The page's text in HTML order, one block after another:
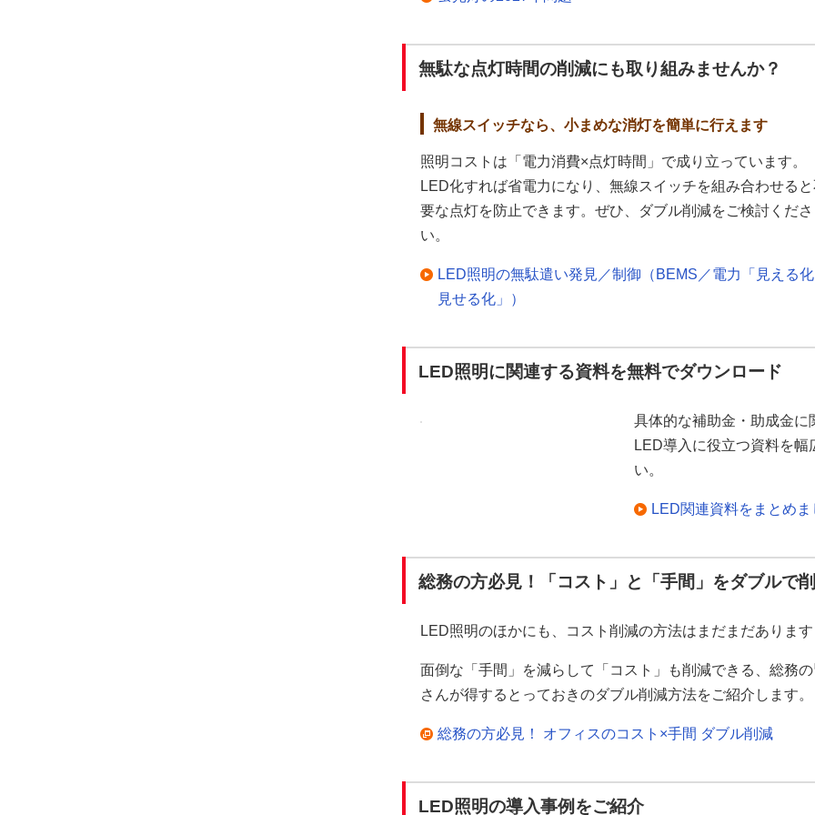
無駄な点灯時間の削減にも取り組みませんか？
無線スイッチなら、小まめな消灯を簡単に行えます
照明コストは「電力消費×点灯時間」で成り立っています。
LED化すれば省電力になり、無線スイッチを組み合わせる
要な点灯を防止できます。ぜひ、ダブル削減をご検討くださ
い。
LED照明の無駄遣い発見／制御（BEMS／電力「見える
見せる化」）
LED照明に関連する資料を無料でダウンロード
具体的な補助金・助成金
LED導入に役立つ資料を
い。
LED関連資料をまとめ
総務の方必見！「コスト」と「手間」をダブルで
LED照明のほかにも、コスト削減の方法はまだまだありま
面倒な「手間」を減らして「コスト」も削減できる、総務
さんが得するとっておきのダブル削減方法をご紹介します。
総務の方必見！ オフィスのコスト×手間 ダブル削減
LED照明の導入事例をご紹介